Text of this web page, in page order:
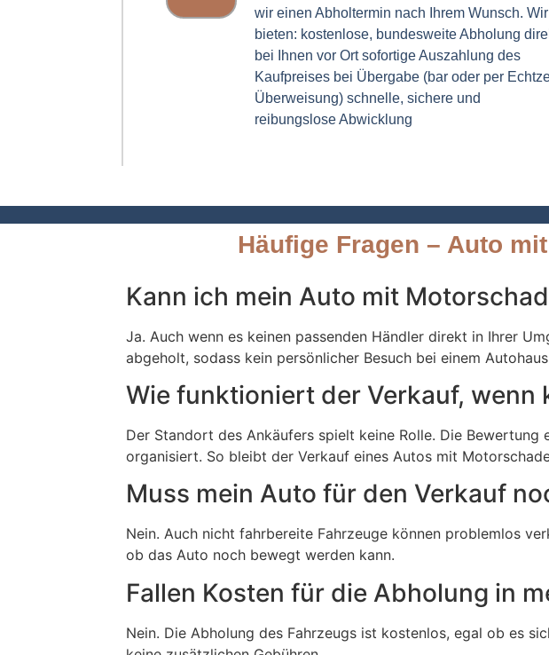
wir einen Abholtermin nach Ihrem Wunsch. Wir
bieten: kostenlose, bundesweite Abholung
bei Ihnen vor Ort sofortige Auszahlung des
Kaufpreises bei Übergabe (bar oder per
Überweisung) schnelle, sichere und
reibungslose Abwicklung
Häufige Fragen – Auto
Kann ich mein Auto mit
Ja. Auch wenn es keinen passenden Händler direkt in Ihrer
abgeholt, sodass kein persönlicher Besuch bei einem
Wie funktioniert der Verkauf, wenn
Der Standort des Ankäufers spielt keine Rolle. Die
organisiert. So bleibt der Verkauf eines Autos mit
Muss mein Auto für den Verkauf
Nein. Auch nicht fahrbereite Fahrzeuge können problemlos
ob das Auto noch bewegt werden kann.
Fallen Kosten für die Abholung in
Nein. Die Abholung des Fahrzeugs ist kostenlos, egal ob es